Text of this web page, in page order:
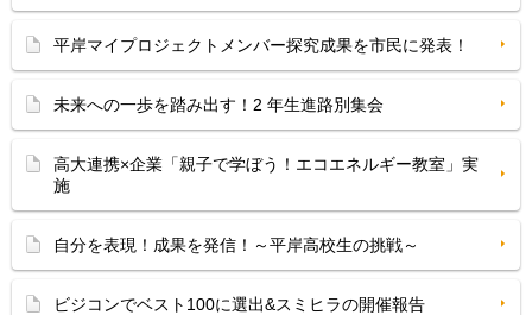
平岸マイプロジェクトメンバー探究成果を市民に発表！
未来への一歩を踏み出す！2 年生進路別集会
高大連携×企業「親子で学ぼう！エコエネルギー教室」実
施
自分を表現！成果を発信！～平岸高校生の挑戦～
ビジコンでベスト100に選出&スミヒラの開催報告